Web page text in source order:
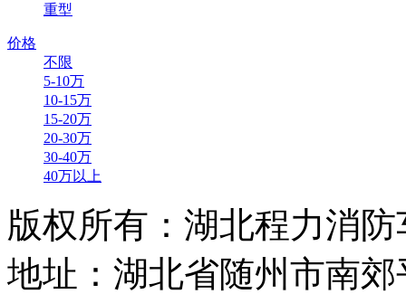
重型
价格
不限
5-10万
10-15万
15-20万
20-30万
30-40万
40万以上
版权所有：湖北程力消
地址：湖北省随州市南